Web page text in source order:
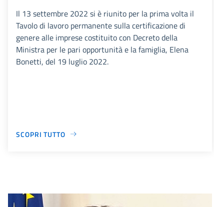
Il 13 settembre 2022 si è riunito per la prima volta il
Tavolo di lavoro permanente sulla certificazione di
genere alle imprese costituito con Decreto della
Ministra per le pari opportunità e la famiglia, Elena
Bonetti, del 19 luglio 2022.
SCOPRI TUTTO